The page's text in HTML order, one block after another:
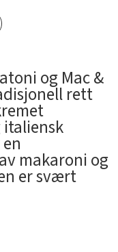
og Mac &
rett
italiensk
makaroni og
er svært